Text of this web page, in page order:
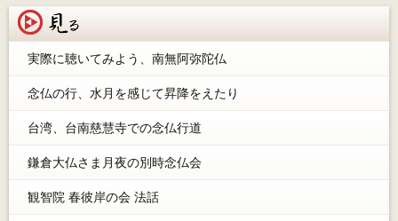
実際に聴いてみよう、南無阿弥陀仏
念仏の行、水月を感じて昇降をえたり
台湾、台南慈慧寺での念仏行道
鎌倉大仏さま月夜の別時念仏会
観智院 春彼岸の会 法話